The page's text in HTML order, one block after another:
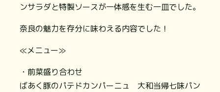
ンサラダと特製ソースが一体感を生む一皿でした。
奈良の魅力を存分に味わえる内容でした！
≪メニュー≫
・前菜盛り合わせ
ばあく豚のパテドカンパーニュ 大和当帰七味パン